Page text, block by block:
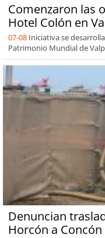
Comenzaron las
Hotel Colón en
07-08 Iniciativa se
Patrimonio Mundial de
Denuncian
Horcón a Concón